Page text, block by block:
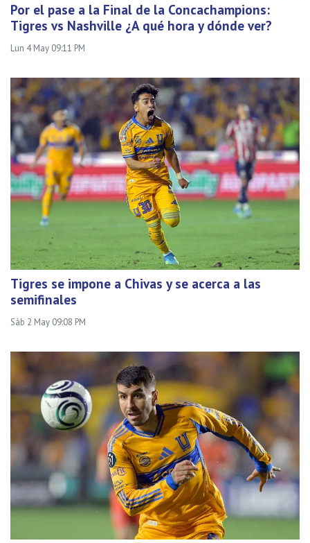
Por el pase a la Final de la Concachampions:
Tigres vs Nashville ¿A qué hora y dónde ver?
Lun 4 May 09:11 PM
Tigres se impone a Chivas y se acerca a las
semifinales
Sáb 2 May 09:08 PM